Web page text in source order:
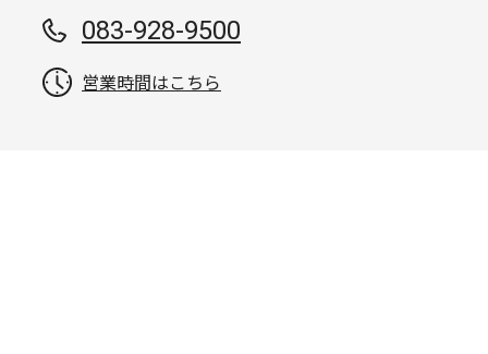
083-928-9500
営業時間はこちら